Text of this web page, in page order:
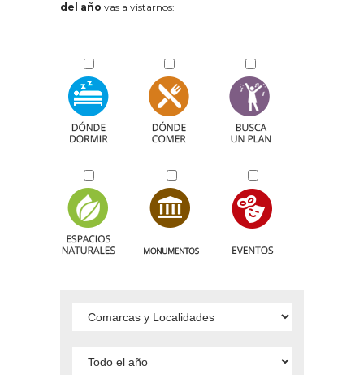
del año vas a vistarnos: